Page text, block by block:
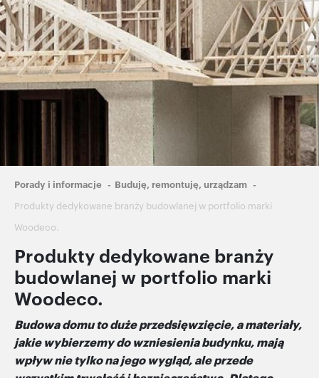
Ścieżka
nawigacyjna
Porady i informacje
Buduję, remontuję, urządzam
Produkty dedykowane branży budowlanej w portfolio marki
Woodeco.
Produkty dedykowane branży
budowlanej w portfolio marki
Woodeco.
Budowa domu to duże przedsięwzięcie, a materiały,
jakie wybierzemy do wzniesienia budynku, mają
wpływ nie tylko na jego wygląd, ale przede